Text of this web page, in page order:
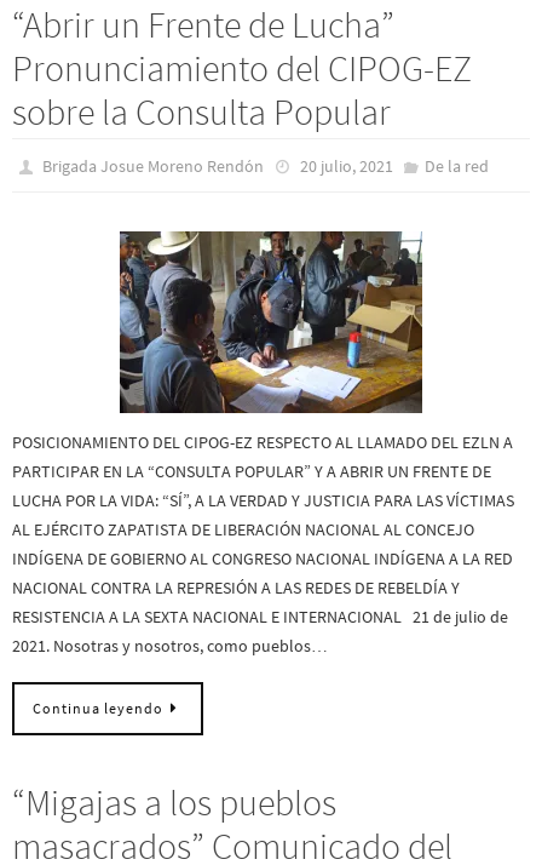
“Abrir un Frente de Lucha”
Pronunciamiento del CIPOG-EZ
sobre la Consulta Popular
Brigada Josue Moreno Rendón 20 julio, 2021 De la red
POSICIONAMIENTO DEL CIPOG-EZ RESPECTO AL LLAMADO DEL EZLN A
PARTICIPAR EN LA “CONSULTA POPULAR” Y A ABRIR UN FRENTE DE
LUCHA POR LA VIDA: “SÍ”, A LA VERDAD Y JUSTICIA PARA LAS VÍCTIMAS
AL EJÉRCITO ZAPATISTA DE LIBERACIÓN NACIONAL AL CONCEJO
INDÍGENA DE GOBIERNO AL CONGRESO NACIONAL INDÍGENA A LA RED
NACIONAL CONTRA LA REPRESIÓN A LAS REDES DE REBELDÍA Y
RESISTENCIA A LA SEXTA NACIONAL E INTERNACIONAL 21 de julio de
2021. Nosotras y nosotros, como pueblos…
Continua leyendo
“Migajas a los pueblos
masacrados” Comunicado del